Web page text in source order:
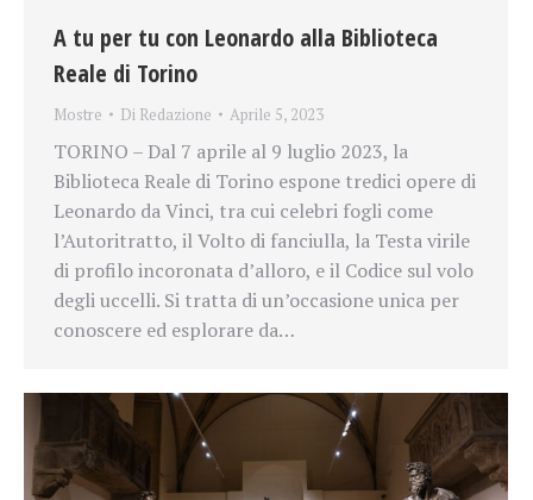
A tu per tu con Leonardo alla Biblioteca
Reale di Torino
Mostre Di Redazione Aprile 5, 2023
TORINO – Dal 7 aprile al 9 luglio 2023, la
Biblioteca Reale di Torino espone tredici opere di
Leonardo da Vinci, tra cui celebri fogli come
l’Autoritratto, il Volto di fanciulla, la Testa virile
di profilo incoronata d’alloro, e il Codice sul volo
degli uccelli. Si tratta di un’occasione unica per
conoscere ed esplorare da…